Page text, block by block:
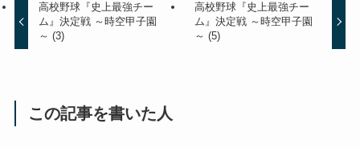
高校野球『史上最強チー
ム』決定戦 ～時空甲子園
～ (3)
高校野球『史上最強チー
ム』決定戦 ～時空甲子園
～ (5)
この記事を書いた人